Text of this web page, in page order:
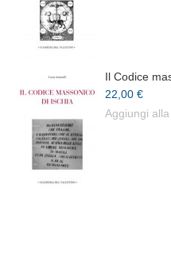
Il Codice
22,00 €
Aggiungi